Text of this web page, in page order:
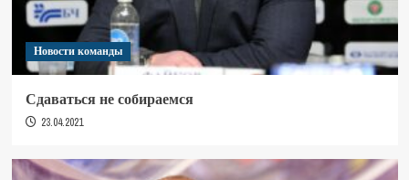
Новости команды
Сдаваться не собираемся
23.04.2021